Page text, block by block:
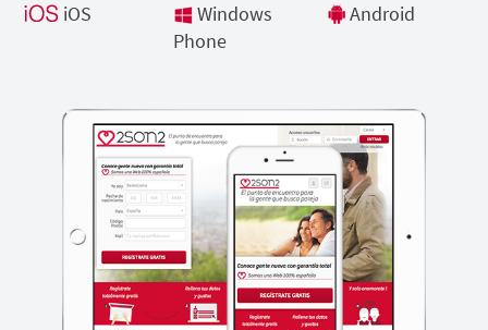
iOS
Windows
Phone
Android